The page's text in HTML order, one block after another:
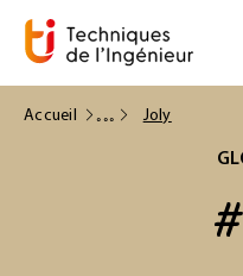
Accueil Joly